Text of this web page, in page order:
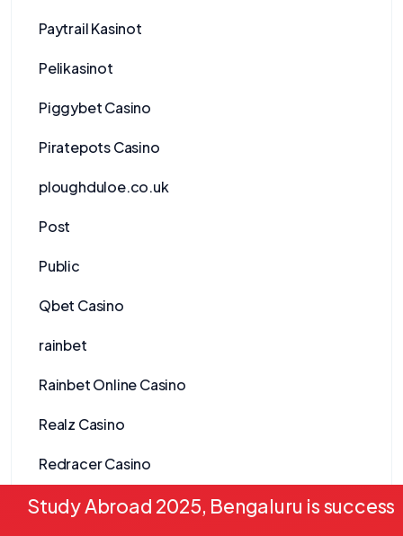
Study Abroad 2025, Bengaluru is
Paytrail Kasinot
Pelikasinot
Piggybet Casino
Piratepots Casino
ploughduloe.co.uk
Post
Public
Qbet Casino
rainbet
Rainbet Online Casino
Realz Casino
Redracer Casino
Reelson Casino